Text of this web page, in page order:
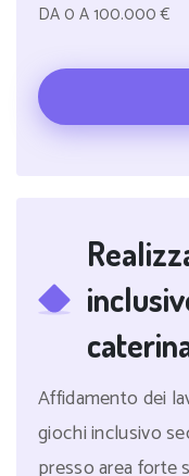
DA 0 A 100.000 €
Affidamento dei
giochi inclusivo
presso area forte